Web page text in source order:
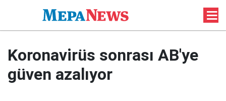
Koronavirüs sonrası AB'ye
güven azalıyor